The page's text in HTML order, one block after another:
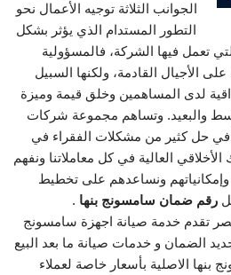
الجوانب الثلاثة توجيه الأعمال نحو
التطور المستدام الذي يؤثر بشكل
تعمل فيها الشركة، فالمسؤولية
الأجيال القادمة، ولكنها السبيل
لدى المساهمين وخلق قيمة وميزة
والبعيد. وتساهم مجموعة شركات
في حل كثير من مشكلات الفقراء في
العالية في كل معاملاتنا ونفهم
وإمكانياتهم ونساعدهم على تخطيط
رقم ضمان سامسونج بنها .
تقدم خدمة صيانة اجهزة سامسونج
الضمان و خدمات صيانة ما بعد البيع
بنها الاصلية بأسعار خاصة لعملاء